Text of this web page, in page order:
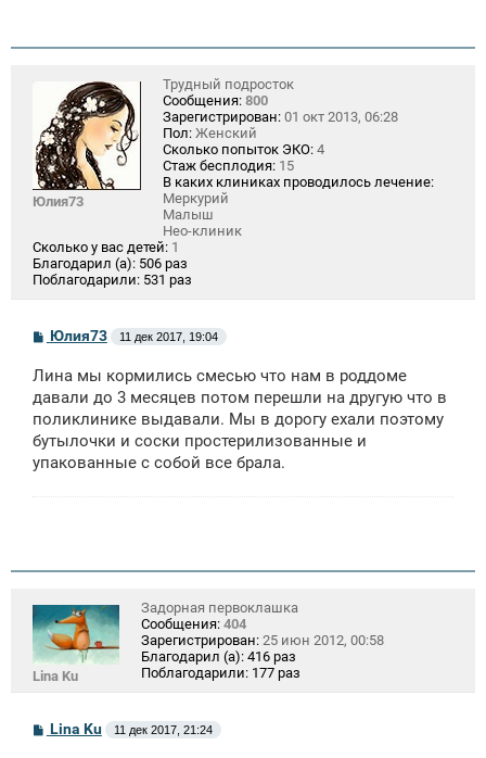
Юлия73
Трудный подросток
Сообщения: 800
Зарегистрирован: 01 окт 2013, 06:28
Пол: Женский
Сколько попыток ЭКО: 4
Стаж бесплодия: 15
В каких клиниках проводилось лечение:
Меркурий
Малыш
Нео-клиник
Сколько у вас детей: 1
Благодарил (а): 506 раз
Поблагодарили: 531 раз
С
о
б
щ
н
и
Юлия73 11 дек 2017, 19:04
Лина мы кормились смесью что нам в роддоме
давали до 3 месяцев потом перешли на другую что в
поликлинике выдавали. Мы в дорогу ехали поэтому
бутылочки и соски простерилизованные и
упакованные с собой все брала.
Lina Ku
Задорная первоклашка
Сообщения: 404
Зарегистрирован: 25 июн 2012, 00:58
Благодарил (а): 416 раз
Поблагодарили: 177 раз
СLina Ku 11 дек 2017, 21:24